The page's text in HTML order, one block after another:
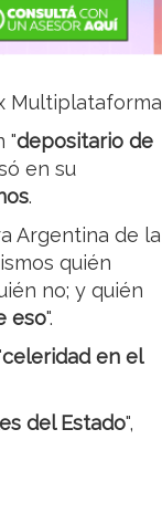
Multiplataforma
"depositario de
en su
.
Argentina de la
quién
no; y quién
eso".
celeridad en el
del Estado",